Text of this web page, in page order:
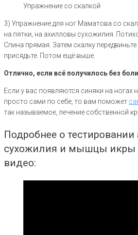
Упражнение со скалкой
3) Упражнение для ног Маматова со
на пятки, на ахилловы сухожилия.
Спина прямая. Затем скалку
присядьте. Потом ещё выше.
Отлично, если всё получилось без
Если у вас появляются синяки на ногах
просто сами по себе, то вам поможет
так называемое, лечение собственной
Подробнее о
сухожилия и мышцы икры
видео: